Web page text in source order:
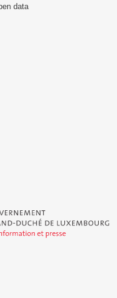
data
Grand-Duché de